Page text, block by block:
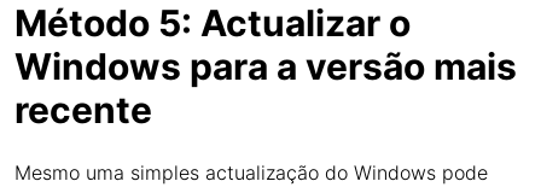
Método 5: Actualizar o
Windows para a versão mais
recente
Mesmo uma simples actualização do Windows pode